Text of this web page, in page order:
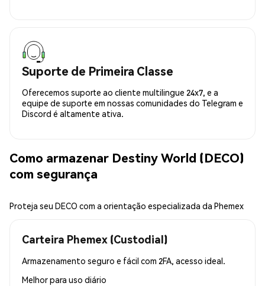
Suporte de Primeira Classe
Oferecemos suporte ao cliente multilingue 24x7, e a
equipe de suporte em nossas comunidades do Telegram e
Discord é altamente ativa.
Como armazenar Destiny World (DECO)
com segurança
Proteja seu DECO com a orientação especializada da Phemex
Carteira Phemex (Custodial)
Armazenamento seguro e fácil com 2FA, acesso ideal.
Melhor para uso diário